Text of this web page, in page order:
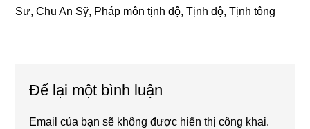
Sư,Chu An Sỹ, Pháp môn tịnh độ,Tịnh độ,Tịnh tông
Interactions
Để lại một bình luận
Email của bạn sẽ không được hiển thị công khai.